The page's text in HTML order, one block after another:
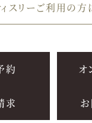
スリーご利用の方
約 オ
求